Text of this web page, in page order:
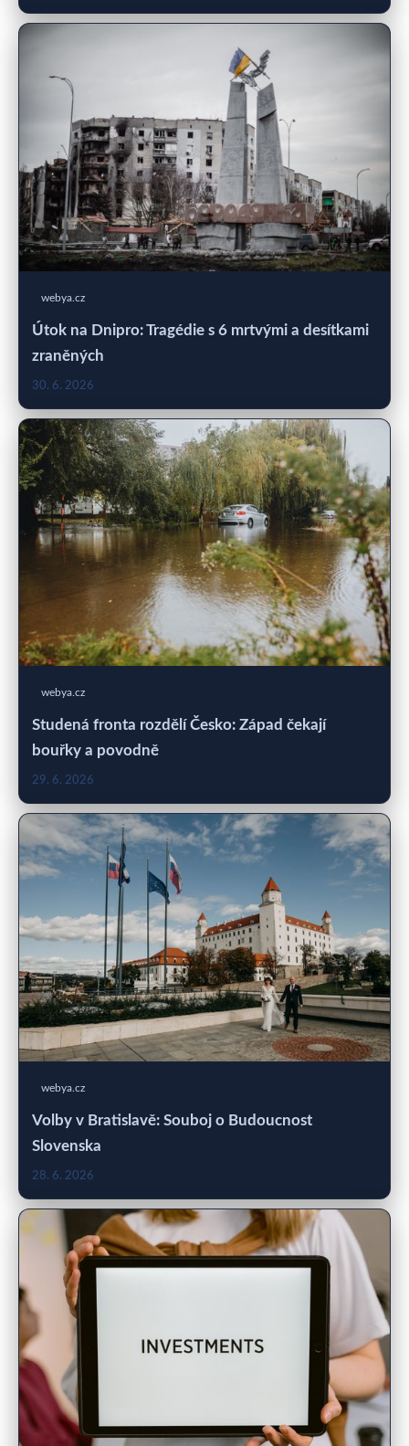
webya.cz
Útok na Dnipro: Tragédie s 6 mrtvými a desítkami
zraněných
30. 6. 2026
webya.cz
Studená fronta rozdělí Česko: Západ čekají
bouřky a povodně
29. 6. 2026
webya.cz
Volby v Bratislavě: Souboj o Budoucnost
Slovenska
28. 6. 2026